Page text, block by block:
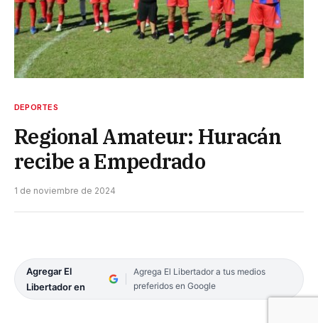
DEPORTES
Regional Amateur: Huracán
recibe a Empedrado
1 de noviembre de 2024
Agregar El
Libertador en
Agrega El Libertador a tus medios
preferidos en Google